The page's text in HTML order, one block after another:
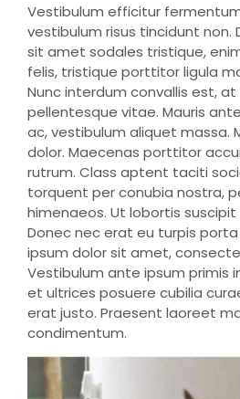
Vestibulum efficitur
vestibulum risus tincidunt non.
sit amet sodales tristique,
felis, tristique porttitor ligula
Nunc interdum convallis est, at
pellentesque vitae. Mauris
ac, vestibulum aliquet massa.
dolor. Maecenas porttitor
rutrum. Class aptent taciti
torquent per conubia nostra,
himenaeos. Ut lobortis
Donec nec erat eu turpis porta
ipsum dolor sit amet,
Vestibulum ante ipsum primis
et ultrices posuere cubilia
erat justo. Praesent laoreet
condimentum.